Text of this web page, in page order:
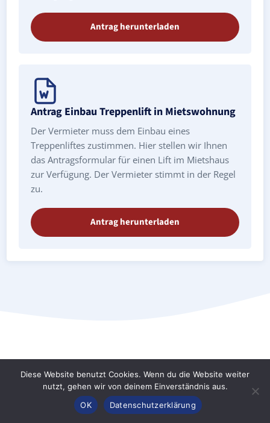
Antrag herunterladen
Antrag Einbau Treppenlift in Mietswohnung
Der Vermieter muss dem Einbau eines
Treppenliftes zustimmen. Hier stellen wir Ihnen
das Antragsformular für einen Lift im Mietshaus
zur Verfügung. Der Vermieter stimmt in der Regel
zu.
Antrag herunterladen
Treppenlift Stuttgart Schönberg:
Preise & Kosten
Treppenlifte gewährleisten die Mobilität von Senioren
Konfigurator
Diese Website benutzt Cookies. Wenn du die Website weiter
nutzt, gehen wir von deinem Einverständnis aus.
OK
Datenschutzerklärung